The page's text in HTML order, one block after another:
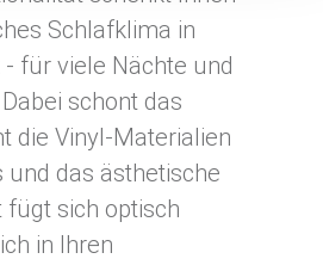
Schlafklima in
für viele Nächte und
schont das
die Vinyl-Materialien
und das ästhetische
sich optisch
in Ihren